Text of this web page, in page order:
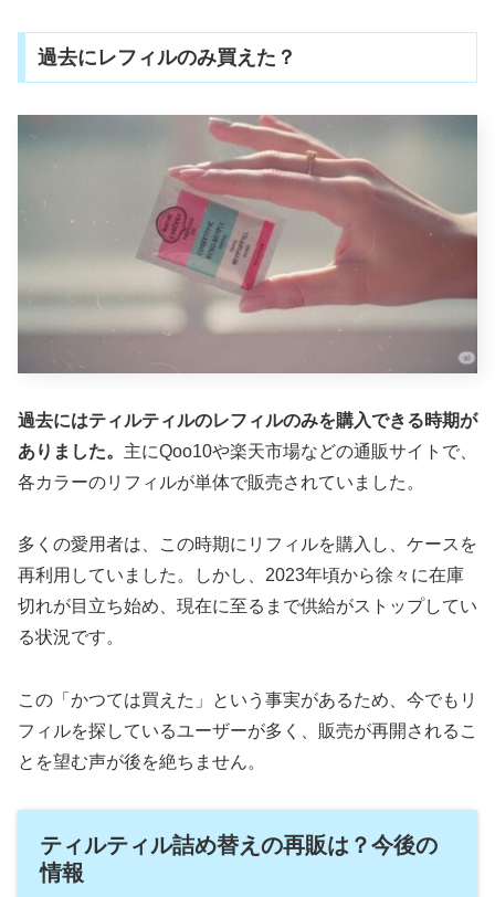
過去にレフィルのみ買えた？
過去にはティルティルのレフィルのみを購入できる時期が
ありました。 主にQoo10や楽天市場などの通販サイトで、
各カラーのリフィルが単体で販売されていました。
多くの愛用者は、この時期にリフィルを購入し、ケースを
再利用していました。しかし、2023年頃から徐々に在庫
切れが目立ち始め、現在に至るまで供給がストップしてい
る状況です。
この「かつては買えた」という事実があるため、今でもリ
フィルを探しているユーザーが多く、販売が再開されるこ
とを望む声が後を絶ちません。
ティルティル詰め替えの再販は？今後の
情報